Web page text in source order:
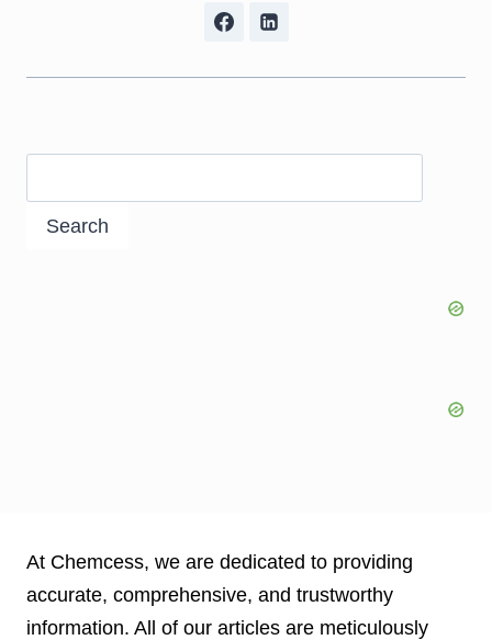
Search
At Chemcess, we are dedicated to providing
accurate, comprehensive, and trustworthy
information. All of our articles are meticulously